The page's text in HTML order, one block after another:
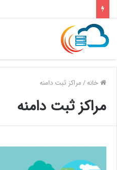
خانه/مراکز ثبت دامنه
مراکز ثبت دامنه